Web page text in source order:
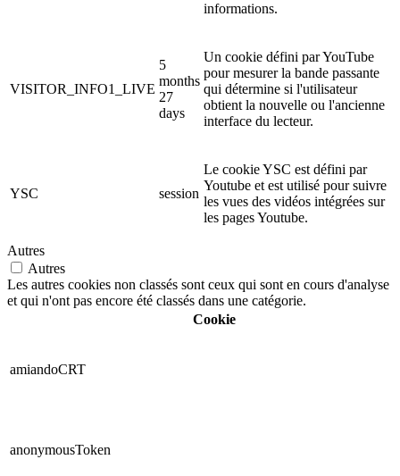
informations.
VISITOR_INFO1_LIVE
5
months
27
days
Un cookie défini par YouTube
pour mesurer la bande passante
qui détermine si l'utilisateur
obtient la nouvelle ou l'ancienne
interface du lecteur.
YSC session
Le cookie YSC est défini par
Youtube et est utilisé pour suivre
les vues des vidéos intégrées sur
les pages Youtube.
Autres
Autres
Les autres cookies non classés sont ceux qui sont en cours d'analyse
et qui n'ont pas encore été classés dans une catégorie.
Cookie
amiandoCRT
anonymousToken